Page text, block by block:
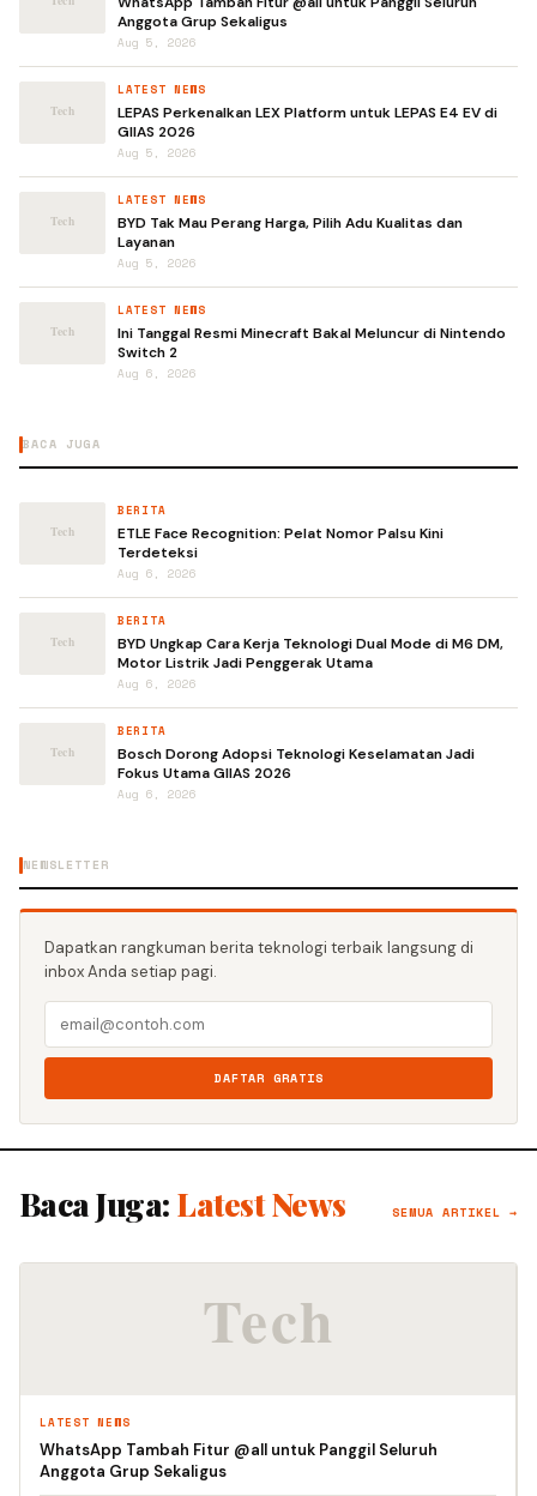
Anggota Grup Sekaligus
Aug 5, 2026
LATEST NEWS
LEPAS Perkenalkan LEX Platform untuk LEPAS E4 EV di
GIIAS 2026
Aug 5, 2026
LATEST NEWS
BYD Tak Mau Perang Harga, Pilih Adu Kualitas dan
Layanan
Aug 5, 2026
LATEST NEWS
Ini Tanggal Resmi Minecraft Bakal Meluncur di Nintendo
Switch 2
Aug 6, 2026
BACA JUGA
BERITA
ETLE Face Recognition: Pelat Nomor Palsu Kini
Terdeteksi
Aug 6, 2026
BERITA
BYD Ungkap Cara Kerja Teknologi Dual Mode di M6 DM,
Motor Listrik Jadi Penggerak Utama
Aug 6, 2026
BERITA
Bosch Dorong Adopsi Teknologi Keselamatan Jadi
Fokus Utama GIIAS 2026
Aug 6, 2026
NEWSLETTER
Dapatkan rangkuman berita teknologi terbaik langsung di
inbox Anda setiap pagi.
DAFTAR GRATIS
Baca Juga: Latest News SEMUA ARTIKEL →
LATEST NEWS
WhatsApp Tambah Fitur @all untuk Panggil Seluruh
Anggota Grup Sekaligus